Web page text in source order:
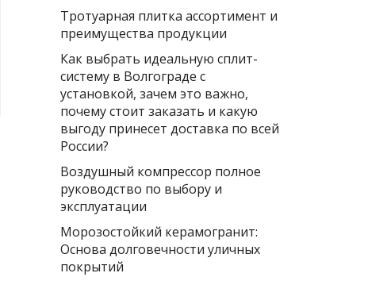
Тротуарная плитка ассортимент и
преимущества продукции
Как выбрать идеальную сплит-
систему в Волгограде с
установкой, зачем это важно,
почему стоит заказать и какую
выгоду принесет доставка по всей
России?
Воздушный компрессор полное
руководство по выбору и
эксплуатации
Морозостойкий керамогранит:
Основа долговечности уличных
покрытий